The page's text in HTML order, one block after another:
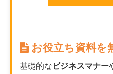
お役立ち資料を
基礎的な ビジネスマナー